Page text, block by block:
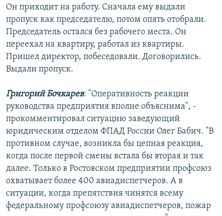
Он приходит на работу. Сначала ему выдали
пропуск как председателю, потом опять отобрали.
Председатель остался без рабочего места. Он
переехал на квартиру, работал из квартиры.
Пришел директор, побеседовали. Договорились.
Выдали пропуск.
Григорий Бочкарев: "Оперативность реакции
руководства предприятия вполне объяснима", -
прокомментировал ситуацию заведующий
юридическим отделом ФПАД России Олег Бабич. "В
противном случае, возникла бы цепная реакция,
когда после первой смены встала бы вторая и так
далее. Только в Ростовском предприятии профсоюз
охватывает более 400 авиадиспетчеров. А в
ситуации, когда препятствия чинятся всему
федеральному профсоюзу авиадиспетчеров, пожар